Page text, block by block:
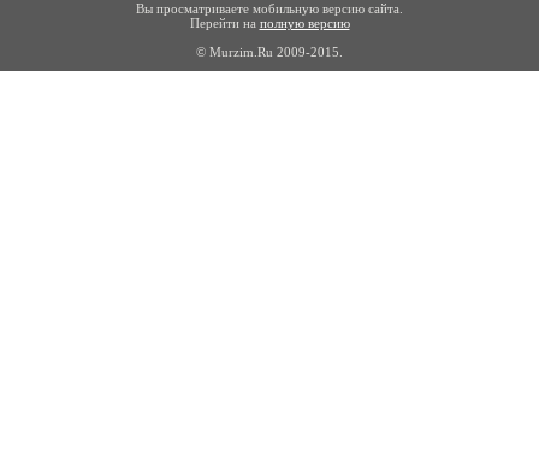
Вы просматриваете мобильную версию сайта.
Перейти на полную версию
© Murzim.Ru 2009-2015.